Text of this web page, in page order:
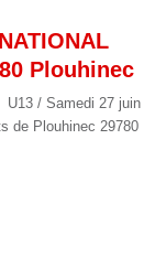
Plouhinec
U13 / Samedi 27 juin
de Plouhinec 29780